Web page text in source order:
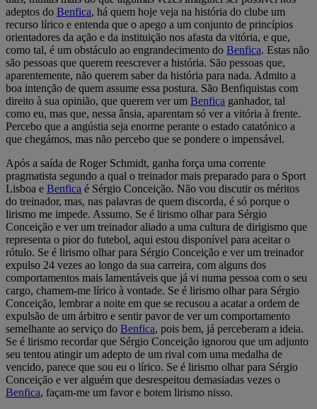
adeptos do Benfica, há quem hoje veja na história do clube um
recurso lírico e entenda que o apego a um conjunto de princípios
orientadores da ação e da instituição nos afasta da vitória, e que,
como tal, é um obstáculo ao engrandecimento do Benfica. Estas não
são pessoas que querem reescrever a história. São pessoas que,
aparentemente, não querem saber da história para nada. Admito a
boa intenção de quem assume essa postura. São Benfiquistas com
direito à sua opinião, que querem ver um Benfica ganhador, tal
como eu, mas que, nessa ânsia, aparentam só ver a vitória à frente.
Percebo que a angústia seja enorme perante o estado catatónico a
que chegámos, mas não percebo que se pondere o impensável.
Após a saída de Roger Schmidt, ganha força uma corrente
pragmatista segundo a qual o treinador mais preparado para o Sport
Lisboa e Benfica é Sérgio Conceição. Não vou discutir os méritos
do treinador, mas, nas palavras de quem discorda, é só porque o
lirismo me impede. Assumo. Se é lirismo olhar para Sérgio
Conceição e ver um treinador aliado a uma cultura de dirigismo que
representa o pior do futebol, aqui estou disponível para aceitar o
rótulo. Se é lirismo olhar para Sérgio Conceição e ver um treinador
expulso 24 vezes ao longo da sua carreira, com alguns dos
comportamentos mais lamentáveis que já vi numa pessoa com o seu
cargo, chamem-me lírico à vontade. Se é lirismo olhar para Sérgio
Conceição, lembrar a noite em que se recusou a acatar a ordem de
expulsão de um árbitro e sentir pavor de ver um comportamento
semelhante ao serviço do Benfica, pois bem, já perceberam a ideia.
Se é lirismo recordar que Sérgio Conceição ignorou que um adjunto
seu tentou atingir um adepto de um rival com uma medalha de
vencido, parece que sou eu o lírico. Se é lirismo olhar para Sérgio
Conceição e ver alguém que desrespeitou demasiadas vezes o
Benfica, façam-me um favor e botem lirismo nisso.